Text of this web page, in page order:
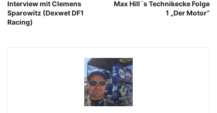
Interview mit Clemens
Sparowitz (Dexwet DF1
Racing)
Max Hill´s Technikecke Folge
1 „Der Motor“